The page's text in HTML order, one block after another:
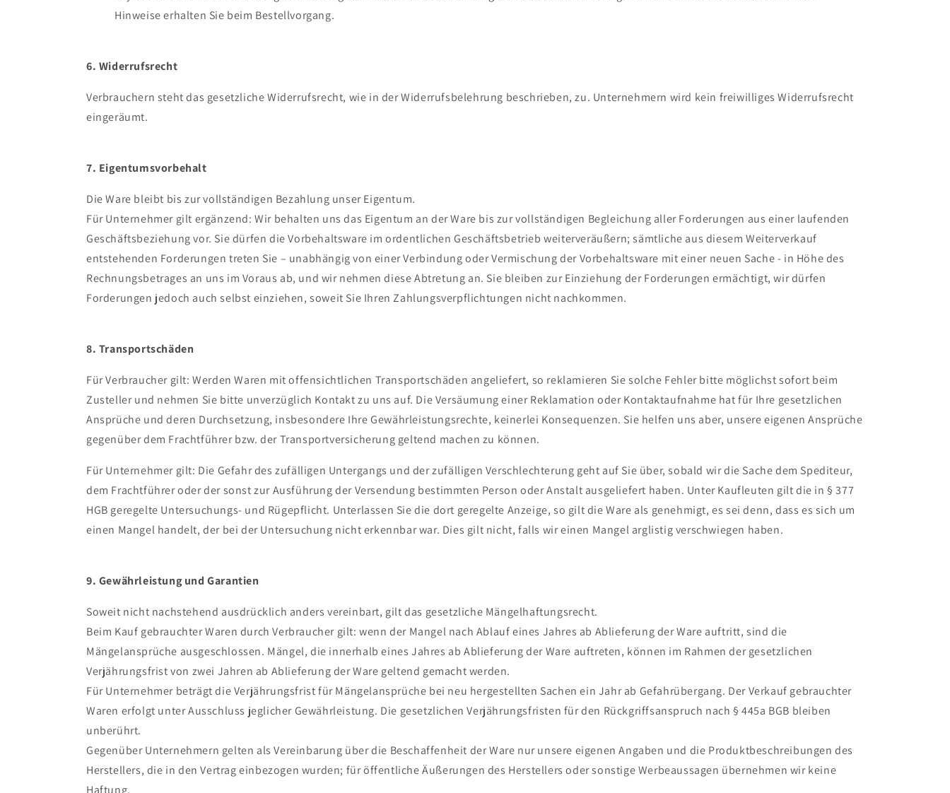
Hinweise erhalten Sie beim Bestellvorgang.
6. Widerrufsrecht
Verbrauchern steht das gesetzliche Widerrufsrecht, wie in der Widerrufsbelehrung beschrieben, zu. Unternehmern wird kein freiwilliges Widerrufsrecht
eingeräumt.
7. Eigentumsvorbehalt
Die Ware bleibt bis zur vollständigen Bezahlung unser Eigentum.
Für Unternehmer gilt ergänzend: Wir behalten uns das Eigentum an der Ware bis zur vollständigen Begleichung aller Forderungen aus einer laufenden
Geschäftsbeziehung vor. Sie dürfen die Vorbehaltsware im ordentlichen Geschäftsbetrieb weiterveräußern; sämtliche aus diesem Weiterverkauf
entstehenden Forderungen treten Sie – unabhängig von einer Verbindung oder Vermischung der Vorbehaltsware mit einer neuen Sache - in Höhe des
Rechnungsbetrages an uns im Voraus ab, und wir nehmen diese Abtretung an. Sie bleiben zur Einziehung der Forderungen ermächtigt, wir dürfen
Forderungen jedoch auch selbst einziehen, soweit Sie Ihren Zahlungsverpflichtungen nicht nachkommen.
8. Transportschäden
Für Verbraucher gilt: Werden Waren mit offensichtlichen Transportschäden angeliefert, so reklamieren Sie solche Fehler bitte möglichst sofort beim
Zusteller und nehmen Sie bitte unverzüglich Kontakt zu uns auf. Die Versäumung einer Reklamation oder Kontaktaufnahme hat für Ihre gesetzlichen
Ansprüche und deren Durchsetzung, insbesondere Ihre Gewährleistungsrechte, keinerlei Konsequenzen. Sie helfen uns aber, unsere eigenen Ansprüche
gegenüber dem Frachtführer bzw. der Transportversicherung geltend machen zu können.
Für Unternehmer gilt: Die Gefahr des zufälligen Untergangs und der zufälligen Verschlechterung geht auf Sie über, sobald wir die Sache dem Spediteur,
dem Frachtführer oder der sonst zur Ausführung der Versendung bestimmten Person oder Anstalt ausgeliefert haben. Unter Kaufleuten gilt die in § 377
HGB geregelte Untersuchungs- und Rügepflicht. Unterlassen Sie die dort geregelte Anzeige, so gilt die Ware als genehmigt, es sei denn, dass es sich um
einen Mangel handelt, der bei der Untersuchung nicht erkennbar war. Dies gilt nicht, falls wir einen Mangel arglistig verschwiegen haben.
9. Gewährleistung und Garantien
Soweit nicht nachstehend ausdrücklich anders vereinbart, gilt das gesetzliche Mängelhaftungsrecht.
Beim Kauf gebrauchter Waren durch Verbraucher gilt: wenn der Mangel nach Ablauf eines Jahres ab Ablieferung der Ware auftritt, sind die
Mängelansprüche ausgeschlossen. Mängel, die innerhalb eines Jahres ab Ablieferung der Ware auftreten, können im Rahmen der gesetzlichen
Verjährungsfrist von zwei Jahren ab Ablieferung der Ware geltend gemacht werden.
Für Unternehmer beträgt die Verjährungsfrist für Mängelansprüche bei neu hergestellten Sachen ein Jahr ab Gefahrübergang. Der Verkauf gebrauchter
Waren erfolgt unter Ausschluss jeglicher Gewährleistung. Die gesetzlichen Verjährungsfristen für den Rückgriffsanspruch nach § 445a BGB bleiben
unberührt.
Gegenüber Unternehmern gelten als Vereinbarung über die Beschaffenheit der Ware nur unsere eigenen Angaben und die Produktbeschreibungen des
Herstellers, die in den Vertrag einbezogen wurden; für öffentliche Äußerungen des Herstellers oder sonstige Werbeaussagen übernehmen wir keine